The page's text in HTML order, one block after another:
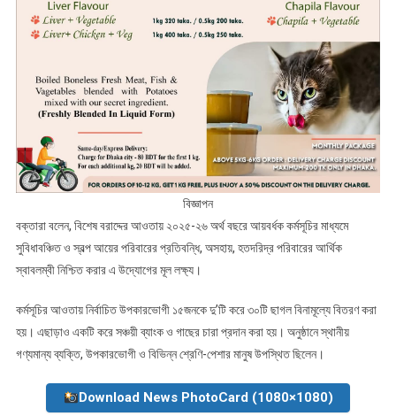
বিজ্ঞাপন
বক্তারা বলেন, বিশেষ বরাদ্দের আওতায় ২০২৫-২৬ অর্থ বছরে আয়বর্ধক কর্মসূচির মাধ্যমে
সুবিধাবঞ্চিত ও স্বল্প আয়ের পরিবারের প্রতিবন্ধি, অসহায়, হতদরিদ্র পরিবারের আর্থিক
স্বাবলম্বী নিশ্চিত করার এ উদ্যোগের মূল লক্ষ্য।
কর্মসূচির আওতায় নির্বাচিত উপকারভোগী ১৫জনকে দু’টি করে ৩০টি ছাগল বিনামূল্যে বিতরণ করা
হয়। এছাড়াও একটি করে সঞ্চয়ী ব্যাংক ও গাছের চারা প্রদান করা হয়। অনুষ্ঠানে স্থানীয়
গণ্যমান্য ব্যক্তি, উপকারভোগী ও বিভিন্ন শ্রেণি-পেশার মানুষ উপস্থিত ছিলেন।
Download News PhotoCard (1080×1080)